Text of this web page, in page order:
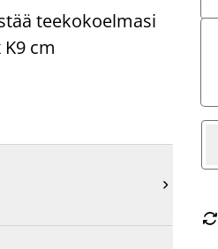
teekokoelmasi
cm

